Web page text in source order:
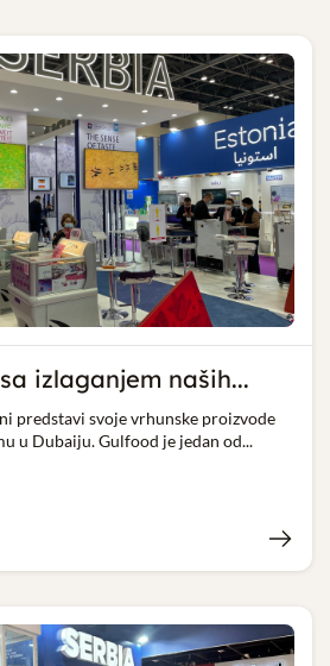
izlaganjem naših...
predstavi svoje vrhunske proizvode
u Dubaiju. Gulfood je jedan od...